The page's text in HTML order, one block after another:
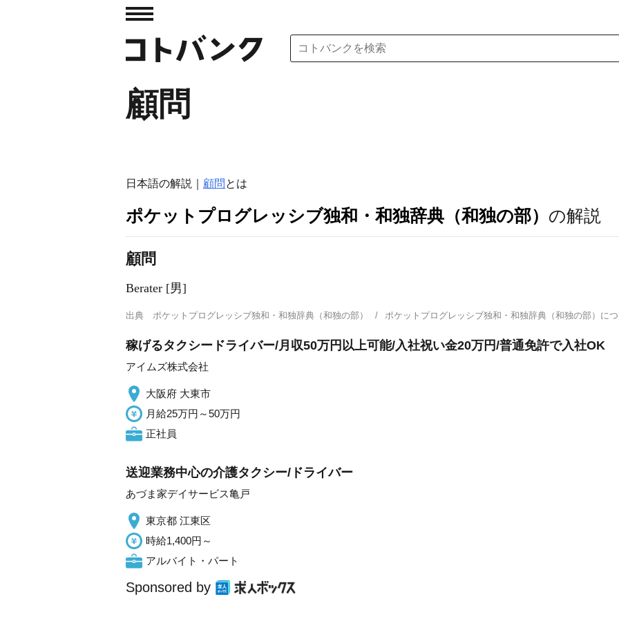
顧問
日本語の解説｜ 顧問 とは
ポケットプログレッシブ独和・和独辞典（和独の部） の解説
顧問
Berater [男]
出典 ポケットプログレッシブ独和・和独辞典（和独の部） ポケットプログレッシブ独和・和独辞典（和独の部）
稼げるタクシードライバー/月収50万円以上可能/入社祝い金20万円/普通免許で入社OK
アイムズ株式会社
大阪府 大東市
月給25万円～50万円
正社員
送迎業務中心の介護タクシー/ドライバー
あづま家デイサービス亀戸
東京都 江東区
時給1,400円～
アルバイト・パート
Sponsored by